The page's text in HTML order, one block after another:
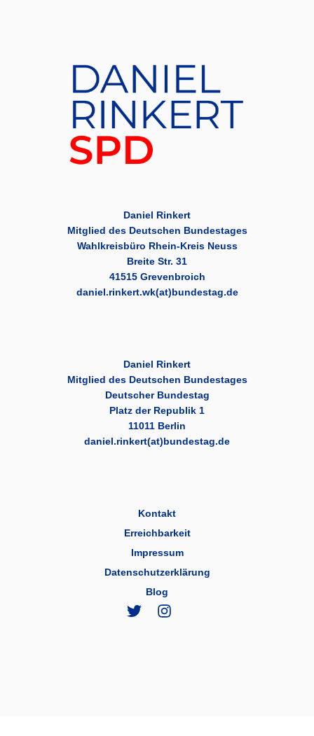
Daniel Rinkert
Mitglied des Deutschen Bundestages
Wahlkreisbüro Rhein-Kreis Neuss
Breite Str. 31
41515 Grevenbroich
daniel.rinkert.wk(at)bundestag.de
Daniel Rinkert
Mitglied des Deutschen Bundestages
Deutscher Bundestag
Platz der Republik 1
11011 Berlin
daniel.rinkert(at)bundestag.de
Kontakt
Erreichbarkeit
Impressum
Datenschutzerklärung
Blog